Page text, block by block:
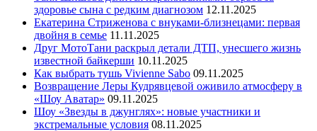
здоровье сына с редким диагнозом 12.11.2025
Екатерина Стриженова с внуками-близнецами: первая
двойня в семье 11.11.2025
Друг МотоТани раскрыл детали ДТП, унесшего жизнь
известной байкерши 10.11.2025
Как выбрать тушь Vivienne Sabo 09.11.2025
Возвращение Леры Кудрявцевой оживило атмосферу в
«Шоу Аватар» 09.11.2025
Шоу «Звезды в джунглях»: новые участники и
экстремальные условия 08.11.2025